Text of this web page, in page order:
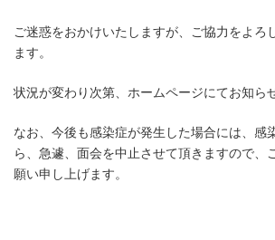
ご迷惑をおかけいたしますが、ご協力をよろ
ます。
状況が変わり次第、ホームページにてお知ら
なお、今後も感染症が発生した場合には、感
ら、急遽、面会を中止させて頂きますので、
願い申し上げます。